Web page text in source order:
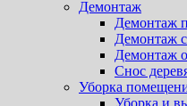
Демонтаж
Демонтаж
Демонтаж
Демонтаж
Снос
Уборка